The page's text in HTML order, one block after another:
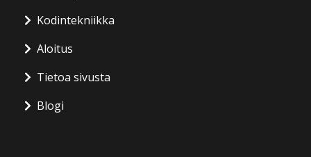
Kodintekniikka
Aloitus
Tietoa sivusta
Blogi